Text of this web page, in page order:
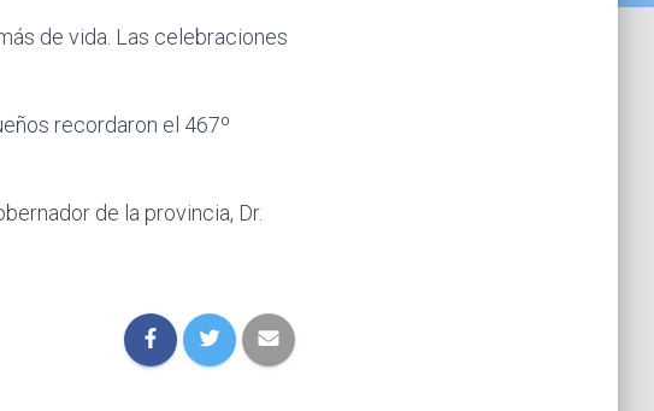
de vida. Las celebraciones
recordaron el 467º
de la provincia, Dr.